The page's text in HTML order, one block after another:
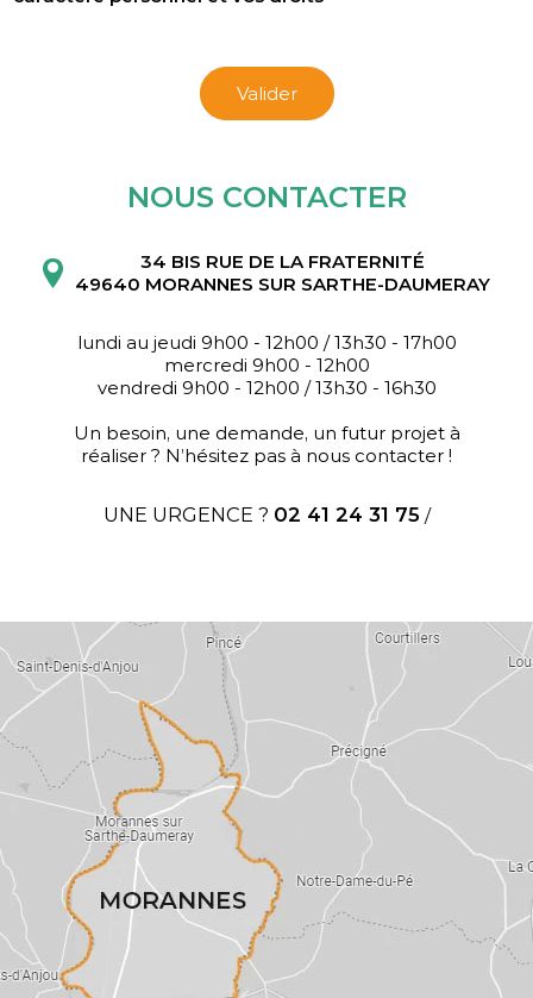
Valider
NOUS CONTACTER
34 BIS RUE DE LA FRATERNITÉ
49640 MORANNES SUR SARTHE-DAUMERAY
lundi au jeudi 9h00 - 12h00 / 13h30 - 17h00
mercredi 9h00 - 12h00
vendredi 9h00 - 12h00 / 13h30 - 16h30
Un besoin, une demande, un futur projet à
réaliser ? N’hésitez pas à nous contacter !
UNE URGENCE ? 02 41 24 31 75 /